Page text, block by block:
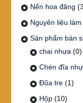
Nến hoa đăng
Nguyên liệu làm
Sản phẩm bán
chai nhựa (0)
Chén đĩa
Đũa tre (1)
Hộp (10)